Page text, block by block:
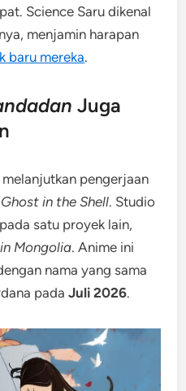
Science Saru dikenal
menjamin harapan
baru mereka.
Juga
pengerjaan
Ghost in the Shell. Studio
satu proyek lain,
Mongolia. Anime ini
nama yang sama
padaJuli 2026.